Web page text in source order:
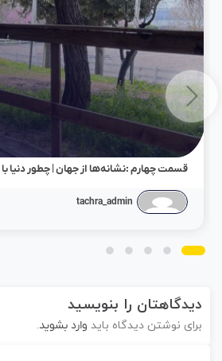
قسمت چهارم :نشانه‌ها از جهان | چطور دنیا
tachra_admin
دیدگاهتان را بنویسید
برای نوشتن دیدگاه بایدوارد بشوید.